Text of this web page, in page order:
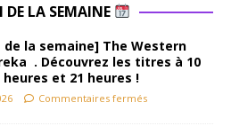
LA SEMAINE
de la semaine] The Western
. Découvrez les titres à 10
heures et 21 heures !
Commentaires fermés